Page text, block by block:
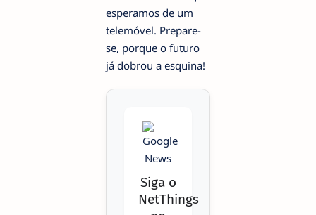
esperamos de um
telemóvel. Prepare-
se, porque o futuro
já dobrou a esquina!
Siga o
NetThings